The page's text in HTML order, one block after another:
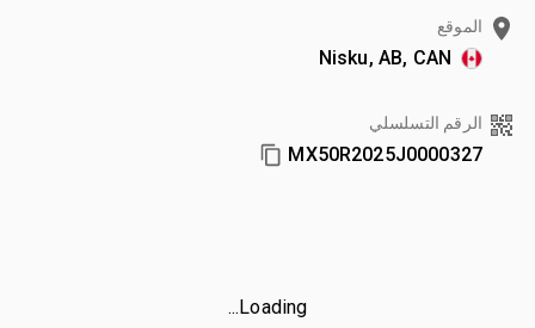
الموقع
Nisku, AB, CAN
الرقم التسلسلي
MX50R2025J0000327
Loading...